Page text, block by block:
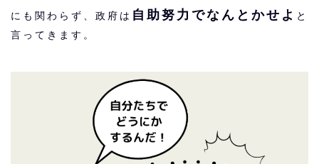
にも関わらず、政府は 自助努力でなんとかせよ と
言ってきます。